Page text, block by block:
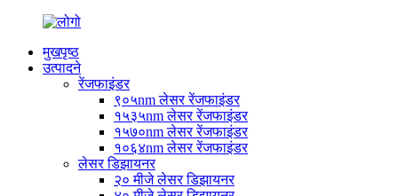
मुखपृष्ठ
उत्पादने
रेंजफाइंडर
९०५nm लेसर रेंजफाइंडर
१५३५nm लेसर रेंजफाइंडर
१५७०nm लेसर रेंजफाइंडर
१०६४nm लेसर रेंजफाइंडर
लेसर डिझायनर
२० मीजे लेसर डिझायनर